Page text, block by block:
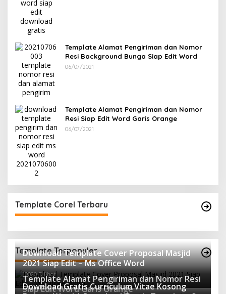
Template Alamat Pengiriman dan Nomor
Resi Background Bunga Siap Edit Word
06/07/2021
Template Alamat Pengiriman dan Nomor
Resi Siap Edit Word Garis Orange
06/07/2021
Template Corel Terbaru
Template Terpopuler
Download Template Cover Proposal Masjid
2021 Siap Edit – Ms Office Word
10020 Dilihat
Template Alamat Pengiriman dan Nomor Resi
Siap Edit Word Garis Orange
Download Gratis Curriculum Vitae Kosong